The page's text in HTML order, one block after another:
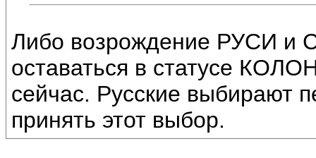
Либо возрождение РУСИ и
оставаться в статусе
сейчас. Русские выбирают
принять этот выбор.